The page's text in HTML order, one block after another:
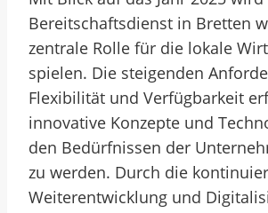
Bereitschaftsdienst in Bretten
zentrale Rolle für die lokale
spielen. Die steigenden
Flexibilität und Verfügbarkeit
innovative Konzepte und
den Bedürfnissen der
zu werden. Durch die
Weiterentwicklung und